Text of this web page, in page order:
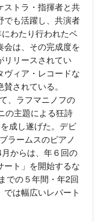
ストラ・指揮者と共
でも活躍し、共演者
わたり行われたベ
会は、その完成度を
リリースされてい
ヴィア・レコードな
されている。
、ラフマニノフの
の主題による狂詩
成し遂げた。デビ
ラームスのピアノ
からは、年６回の
ート」を開始するな
での５年間・年2回
は幅広いレパート